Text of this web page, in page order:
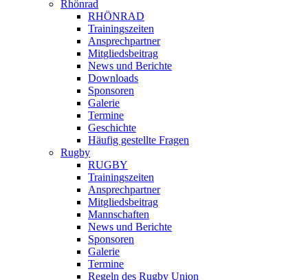
Rhönrad
RHÖNRAD
Trainingszeiten
Ansprechpartner
Mitgliedsbeitrag
News und Berichte
Downloads
Sponsoren
Galerie
Termine
Geschichte
Häufig gestellte Fragen
Rugby
RUGBY
Trainingszeiten
Ansprechpartner
Mitgliedsbeitrag
Mannschaften
News und Berichte
Sponsoren
Galerie
Termine
Regeln des Rugby Union